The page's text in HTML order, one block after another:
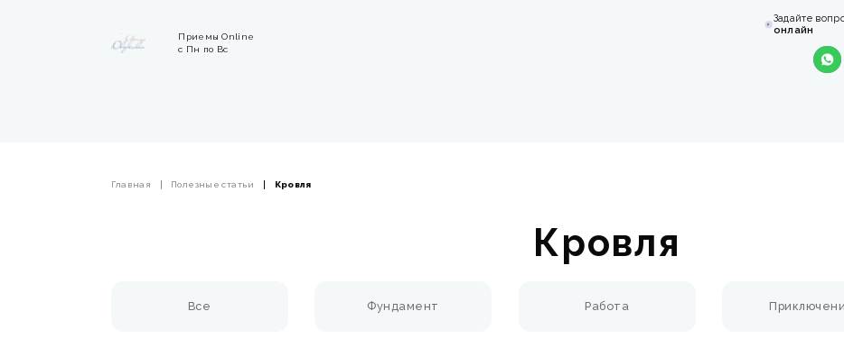
Приемы Online
с Пн по Вс
Задайте
онлайн
Главная Полезные статьи Кровля
Кровля
Все Фундамент Работа